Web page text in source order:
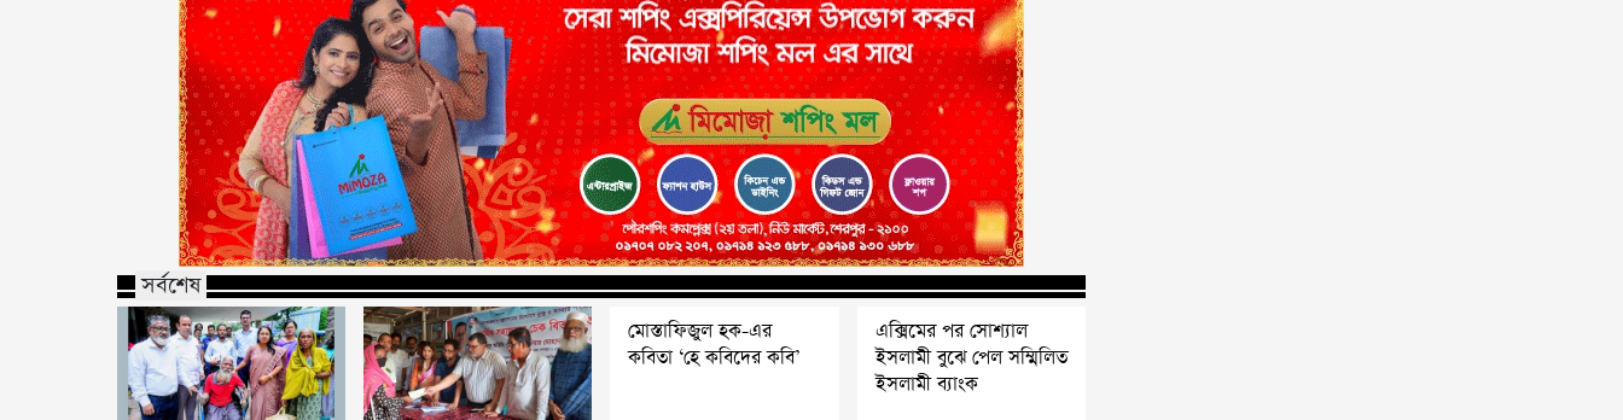
সর্বশেষ
মোস্তাফিজুল হক-এর
কবিতা ‘হে কবিদের কবি’
এক্সিমের পর সোশ্যাল
ইসলামী বুঝে পেল সম্মিলিত
ইসলামী ব্যাংক